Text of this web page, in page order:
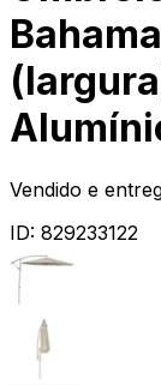
Vendido e
ID: 829233122